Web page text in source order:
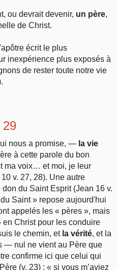
ou devrait devenir, un père,
de Christ.
écrit le plus
inexpérience plus exposés à
de rester toute notre vie
29
nous a promise, — la vie
à cette parole du bon
ma voix… et moi, je leur
v. 27, 28). Une autre
du Saint Esprit (Jean 16 v.
Saint » repose aujourd'hui
appelés les « pères », mais
Christ pour les conduire
le chemin, et la vérité, et la
— nul ne vient au Père que
confirme ici que celui qui
(v. 23) ; « si vous m’aviez